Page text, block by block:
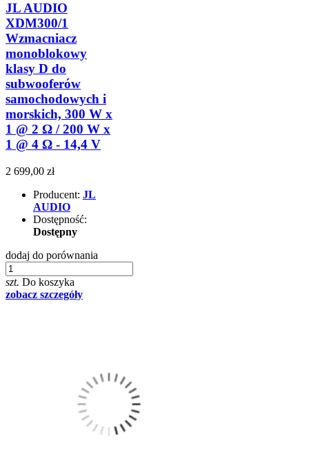
JL AUDIO
XDM300/1
Wzmacniacz
monoblokowy
klasy D do
subwooferów
samochodowych i
morskich, 300 W x
1 @ 2 Ω / 200 W x
1 @ 4 Ω - 14,4 V
2 699,00 zł
Producent: JL
AUDIO
Dostępność:
Dostępny
dodaj do porównania
szt. Do koszyka
zobacz szczegóły